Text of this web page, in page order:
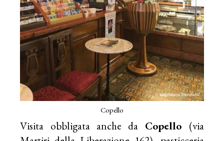
Copello
Visita obbligata anche da Copello (via